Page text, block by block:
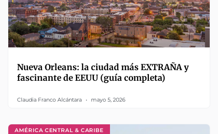
Nueva Orleans: la ciudad más EXTRAÑA y
fascinante de EEUU (guía completa)
Claudia Franco Alcántara mayo 5, 2026
AMÉRICA CENTRAL & CARIBE